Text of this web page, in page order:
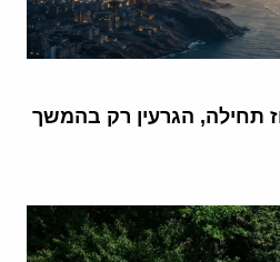
תחילה, הגרעין רק בהמשך